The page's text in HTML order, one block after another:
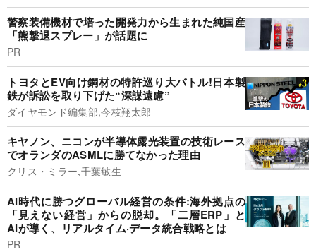
警察装備機材で培った開発力から生まれた純国産
「熊撃退スプレー」が話題に
PR
トヨタとEV向け鋼材の特許巡り大バトル!日本製
鉄が訴訟を取り下げた“深謀遠慮”
ダイヤモンド編集部,今枝翔太郎
キヤノン、ニコンが半導体露光装置の技術レース
でオランダのASMLに勝てなかった理由
クリス・ミラー,千葉敏生
AI時代に勝つグローバル経営の条件:海外拠点の
「見えない経営」からの脱却。「二層ERP」と
AIが導く、リアルタイム·データ統合戦略とは
PR